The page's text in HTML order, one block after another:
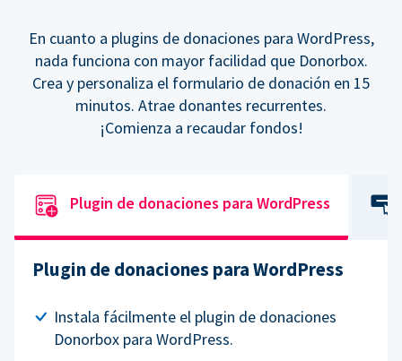
En cuanto a plugins de donaciones para WordPress,
nada funciona con mayor facilidad que Donorbox.
Crea y personaliza el formulario de donación en 15
minutos. Atrae donantes recurrentes.
¡Comienza a recaudar fondos!
Plugin de donaciones para WordPress
Plugin de donaciones para WordPress
Instala fácilmente el plugin de donaciones
Donorbox para WordPress.